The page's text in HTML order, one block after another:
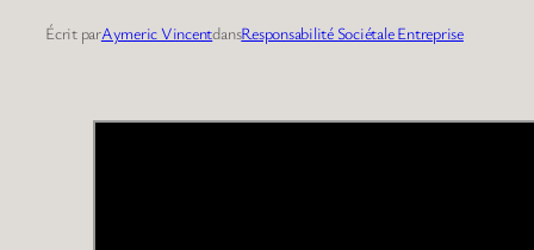
Écrit parAymeric VincentdansResponsabilité Sociétale Entreprise